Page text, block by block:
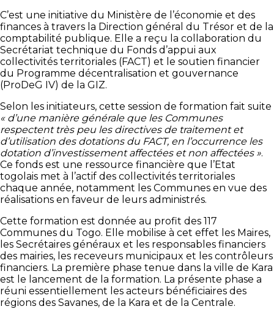
C’est une initiative du Ministère de l’économie et des
finances à travers la Direction général du Trésor et de la
comptabilité publique. Elle a reçu la collaboration du
Secrétariat technique du Fonds d’appui aux
collectivités territoriales (FACT) et le soutien financier
du Programme décentralisation et gouvernance
(ProDeG IV) de la GIZ.
Selon les initiateurs, cette session de formation fait suite
« d’une manière générale que les Communes
respectent très peu les directives de traitement et
d’utilisation des dotations du FACT, en l’occurrence les
dotation d’investissement affectées et non affectées ».
Ce fonds est une ressource financière que l’Etat
togolais met à l’actif des collectivités territoriales
chaque année, notamment les Communes en vue des
réalisations en faveur de leurs administrés.
Cette formation est donnée au profit des 117
Communes du Togo. Elle mobilise à cet effet les Maires,
les Secrétaires généraux et les responsables financiers
des mairies, les receveurs municipaux et les contrôleurs
financiers. La première phase tenue dans la ville de Kara
est le lancement de la formation. La présente phase a
réuni essentiellement les acteurs bénéficiaires des
régions des Savanes, de la Kara et de la Centrale.